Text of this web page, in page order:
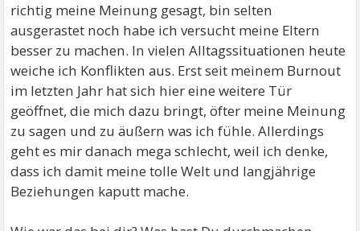
richtig meine Meinung gesagt, bin selten
ausgerastet noch habe ich versucht meine Eltern
besser zu machen. In vielen Alltagssituationen heute
weiche ich Konflikten aus. Erst seit meinem Burnout
im letzten Jahr hat sich hier eine weitere Tür
geöffnet, die mich dazu bringt, öfter meine Meinung
zu sagen und zu äußern was ich fühle. Allerdings
geht es mir danach mega schlecht, weil ich denke,
dass ich damit meine tolle Welt und langjährige
Beziehungen kaputt mache.